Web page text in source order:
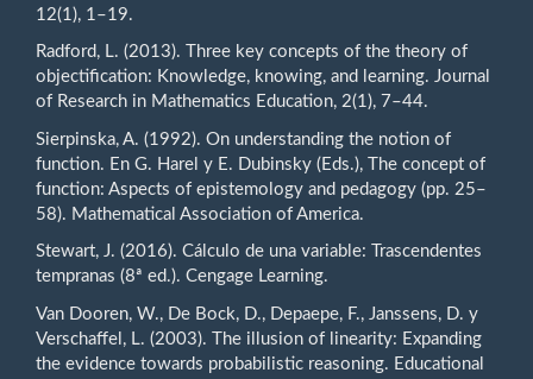
12(1), 1–19.
Radford, L. (2013). Three key concepts of the theory of
objectification: Knowledge, knowing, and learning. Journal
of Research in Mathematics Education, 2(1), 7–44.
Sierpinska, A. (1992). On understanding the notion of
function. En G. Harel y E. Dubinsky (Eds.), The concept of
function: Aspects of epistemology and pedagogy (pp. 25–
58). Mathematical Association of America.
Stewart, J. (2016). Cálculo de una variable: Trascendentes
tempranas (8ª ed.). Cengage Learning.
Van Dooren, W., De Bock, D., Depaepe, F., Janssens, D. y
Verschaffel, L. (2003). The illusion of linearity: Expanding
the evidence towards probabilistic reasoning. Educational